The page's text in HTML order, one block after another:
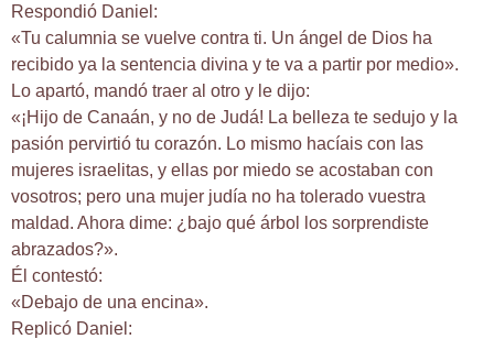
Respondió Daniel:
«Tu calumnia se vuelve contra ti. Un ángel de Dios ha
recibido ya la sentencia divina y te va a partir por medio».
Lo apartó, mandó traer al otro y le dijo:
«¡Hijo de Canaán, y no de Judá! La belleza te sedujo y la
pasión pervirtió tu corazón. Lo mismo hacíais con las
mujeres israelitas, y ellas por miedo se acostaban con
vosotros; pero una mujer judía no ha tolerado vuestra
maldad. Ahora dime: ¿bajo qué árbol los sorprendiste
abrazados?».
Él contestó:
«Debajo de una encina».
Replicó Daniel: